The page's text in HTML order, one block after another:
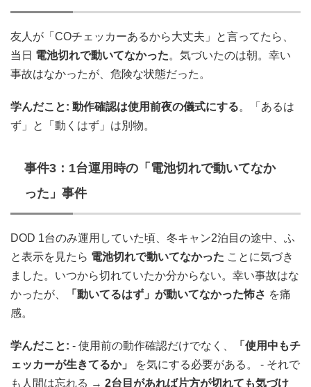
友人が「COチェッカーあるから大丈夫」と言ってたら、
当日 電池切れで動いてなかった。気づいたのは朝。幸い
事故はなかったが、危険な状態だった。
学んだこと: 動作確認は使用前夜の儀式にする。「あるは
ず」と「動くはず」は別物。
事件3：1台運用時の「電池切れで動いてなか
った」事件
DOD 1台のみ運用していた頃、冬キャン2泊目の途中、ふ
と表示を見たら 電池切れで動いてなかった ことに気づき
ました。いつから切れていたか分からない。幸い事故はな
かったが、
「動いてるはず」が動いてなかった怖さ を痛
感。
学んだこと: - 使用前の動作確認だけでなく、
「使用中もチ
ェッカーが生きてるか」
を気にする必要がある。 - それで
も人間は忘れる → 2台目があれば片方が切れても気づけ